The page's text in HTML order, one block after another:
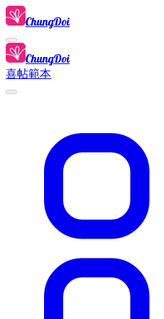
ChungDoi
ChungDoi
喜帖範本